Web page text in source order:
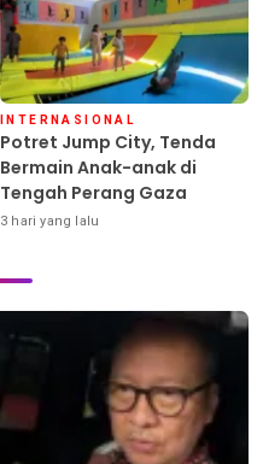
INTERNASIONAL
Potret Jump City, Tenda
Bermain Anak-anak di
Tengah Perang Gaza
3 hari yang lalu